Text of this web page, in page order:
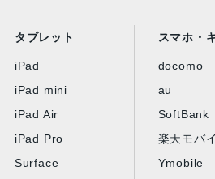
タブレット
iPad
iPad mini
iPad Air
iPad Pro
Surface
スマホ・
docomo
au
SoftBank
楽天モバ
Ymobile